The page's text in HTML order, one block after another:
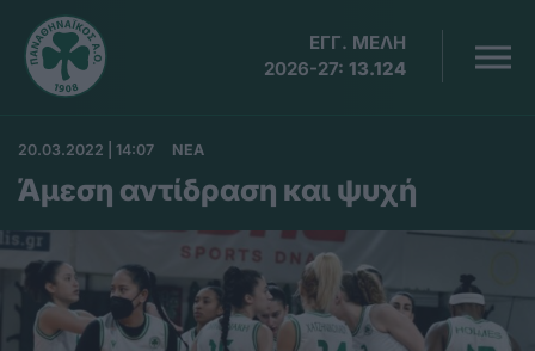
ΕΓΓ. ΜΕΛΗ
2026-27: 13.124
20.03.2022 | 14:07 ΝΕΑ
Άμεση αντίδραση και ψυχή